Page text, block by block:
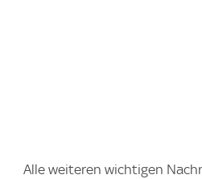
Alle weiteren wichtigen